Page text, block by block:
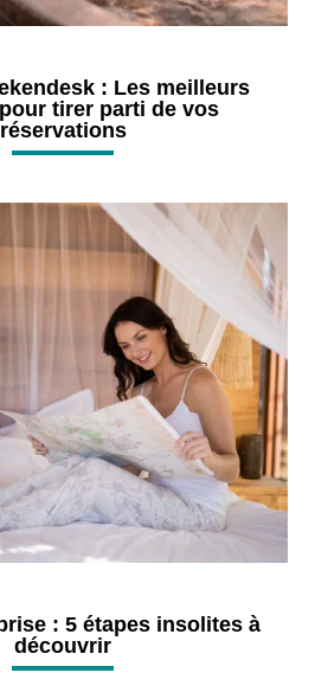
: Les meilleurs
tirer parti de vos
réservations
: 5 étapes insolites à
découvrir